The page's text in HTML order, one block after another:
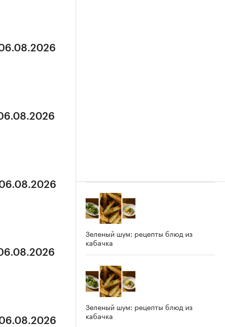
06.08.2026
06.08.2026
Зеленый шум: рецепты блюд из
кабачка
Зеленый шум: рецепты блюд из
кабачка